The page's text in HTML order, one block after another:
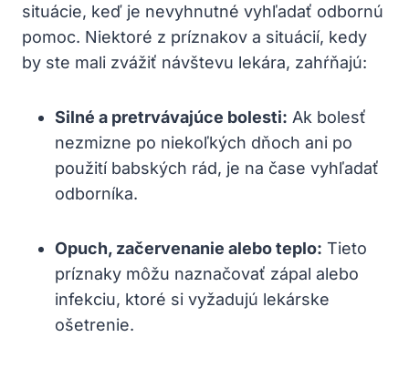
situácie, keď je nevyhnutné vyhľadať odbornú
pomoc. Niektoré z príznakov a situácií, kedy
by ste mali zvážiť návštevu lekára, zahŕňajú:
Silné a pretrvávajúce bolesti: Ak bolesť
nezmizne po niekoľkých dňoch ani po
použití babských rád, je na čase vyhľadať
odborníka.
Opuch, začervenanie alebo teplo: Tieto
príznaky môžu naznačovať zápal alebo
infekciu, ktoré si vyžadujú lekárske
ošetrenie.